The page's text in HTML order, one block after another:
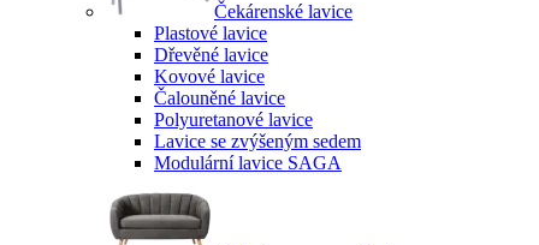
Čekárenské lavice
Plastové lavice
Dřevěné lavice
Kovové lavice
Čalouněné lavice
Polyuretanové lavice
Lavice se zvýšeným sedem
Modulární lavice SAGA